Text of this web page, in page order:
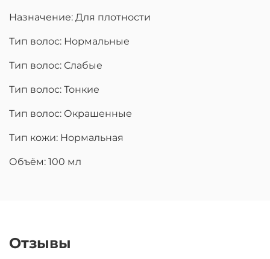
Назначение: Для плотности
Тип волос: Нормальные
Тип волос: Слабые
Тип волос: Тонкие
Тип волос: Окрашенные
Тип кожи: Нормальная
Объём: 100 мл
Отзывы